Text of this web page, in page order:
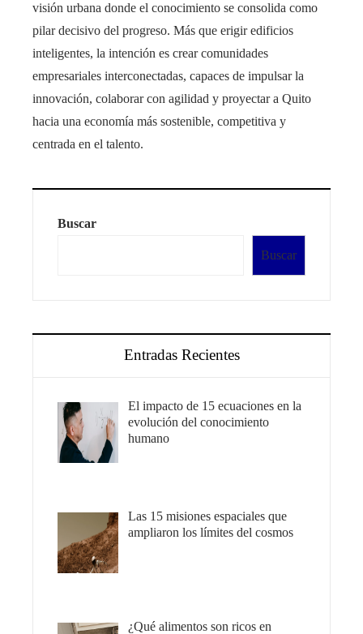
visión urbana donde el conocimiento se consolida como
pilar decisivo del progreso. Más que erigir edificios
inteligentes, la intención es crear comunidades
empresariales interconectadas, capaces de impulsar la
innovación, colaborar con agilidad y proyectar a Quito
hacia una economía más sostenible, competitiva y
centrada en el talento.
Buscar
Buscar
Entradas Recientes
El impacto de 15 ecuaciones en la
evolución del conocimiento
humano
Las 15 misiones espaciales que
ampliaron los límites del cosmos
¿Qué alimentos son ricos en